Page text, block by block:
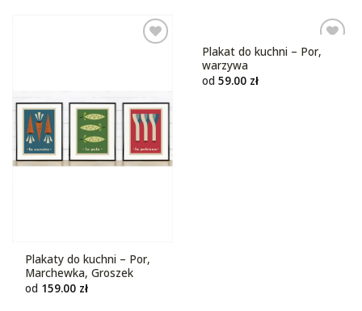
Plakaty do kuchni – Por,
Marchewka, Groszek
od 159.00 zł
Dodaj do
Plakat do kuchni – Por,
warzywa
od59.00 zł